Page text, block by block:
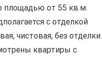
площадью от 55 кв.м.
с отделкой
чистовая, без отделки.
квартиры с